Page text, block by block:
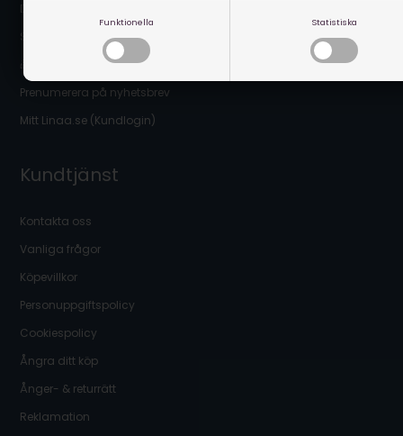
Funktionella Statistiska
DIY Guider
Säkerhetsdatablad
🎁 Presentkort
Prenumerera på nyhetsbrev
Mitt Linaa.se (Kundlogin)
Kundtjänst
Kontakta oss
Vanliga frågor
Köpevillkor
Personuppgiftspolicy
Cookiespolicy
Ångra ditt köp
Ånger- & returrätt
Reklamation